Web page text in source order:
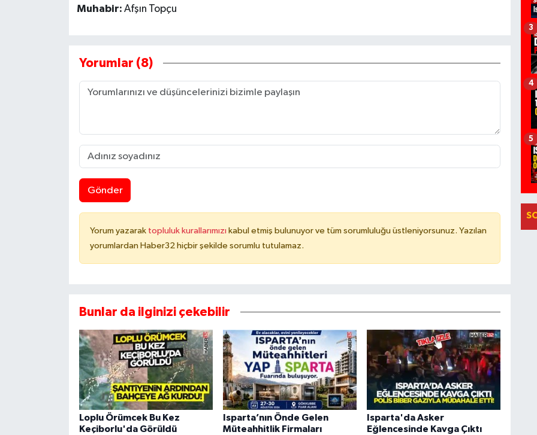
Muhabir: Afşın Topçu
Yorumlar (8)
Gönder
Yorum yazarak topluluk kurallarımızı kabul etmiş bulunuyor ve tüm sorumluluğu üstleniyorsunuz. Yazılan
yorumlardan Haber32 hiçbir şekilde sorumlu tutulamaz.
Bunlar da ilginizi çekebilir
Loplu Örümcek Bu Kez
Keçiborlu'da Görüldü
Isparta’nın Önde Gelen
Müteahhitlik Firmaları
Isparta'da Asker
Eğlencesinde Kavga Çıktı
3
4
5